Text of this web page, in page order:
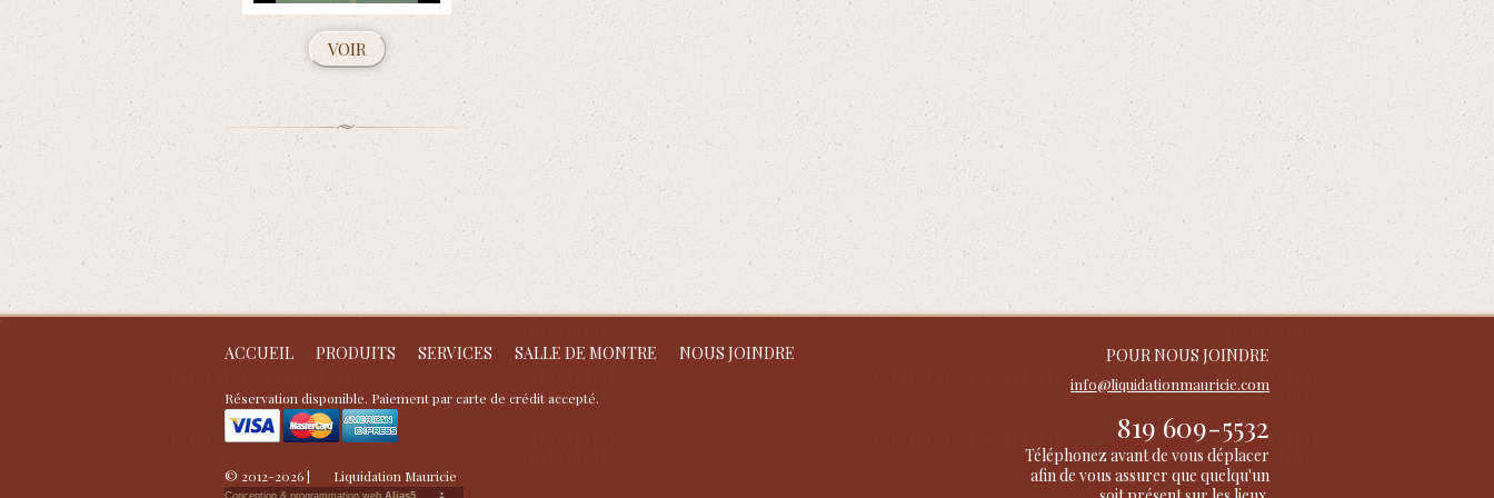
VOIR
ACCUEIL PRODUITS SERVICES SALLE DE MONTRE NOUS JOINDRE
Réservation disponible. Paiement par carte de crédit accepté.
POUR NOUS JOINDRE
info@liquidationmauricie.com
819 609-5532
Téléphonez avant de vous déplacer
afin de vous assurer que quelqu'un
© 2012-2026 | Liquidation Mauricie
Conception & programmation web Alias5